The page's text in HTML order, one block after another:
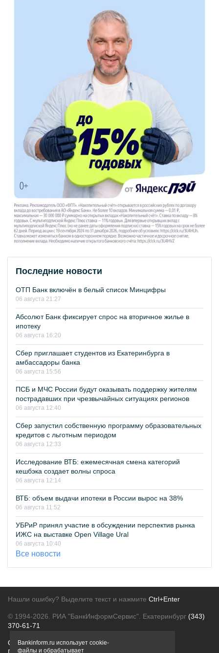
Последние новости
ОТП Банк включён в белый список Минцифры
06 августа 21:27
Абсолют Банк фиксирует спрос на вторичное жилье в
ипотеку
06 августа 16:20
Сбер приглашает студентов из Екатеринбурга в
амбассадоры банка
06 августа 15:56
ПСБ и МЧС России будут оказывать поддержку жителям
пострадавших при чрезвычайных ситуациях регионов
06 августа 12:40
Сбер запустил собственную программу образовательных
кредитов с льготным периодом
06 августа 12:33
Исследование ВТБ: ежемесячная смена категорий
кешбэка создает волны спроса
06 августа 12:14
ВТБ: объем выдачи ипотеки в России вырос на 38%
06 августа 11:52
УБРиР принял участие в обсуждении перспектив рынка
ИЖС на выставке Open Village Ural
06 августа 10:40
Все новости
Нашли ошибку? Выделите текст и нажмите Ctrl+Enter
© 1994-2026. РИА "БанкИнформСервис". Екатеринбург (343)
370-61-71
О проектеПолитика конфиденциальности
Bankinform.ru использует cookie-
файлы и обрабатывает